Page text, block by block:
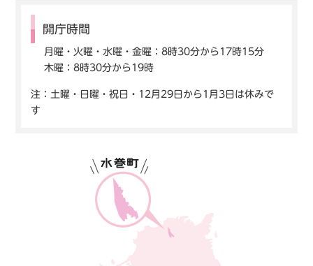
開庁時間
月曜・火曜・水曜・金曜：8時30分から17時15分
木曜：8時30分から19時
注：土曜・日曜・祝日・12月29日から1月3日は休みで
す